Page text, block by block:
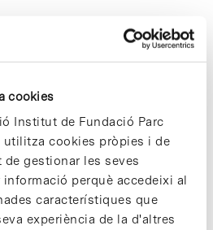
cookies
Institut de Fundació Parc
utilitza cookies pròpies i de
gestionar les seves
perquè accedeixi al
característiques que
experiència de la d'altres
different keywords.